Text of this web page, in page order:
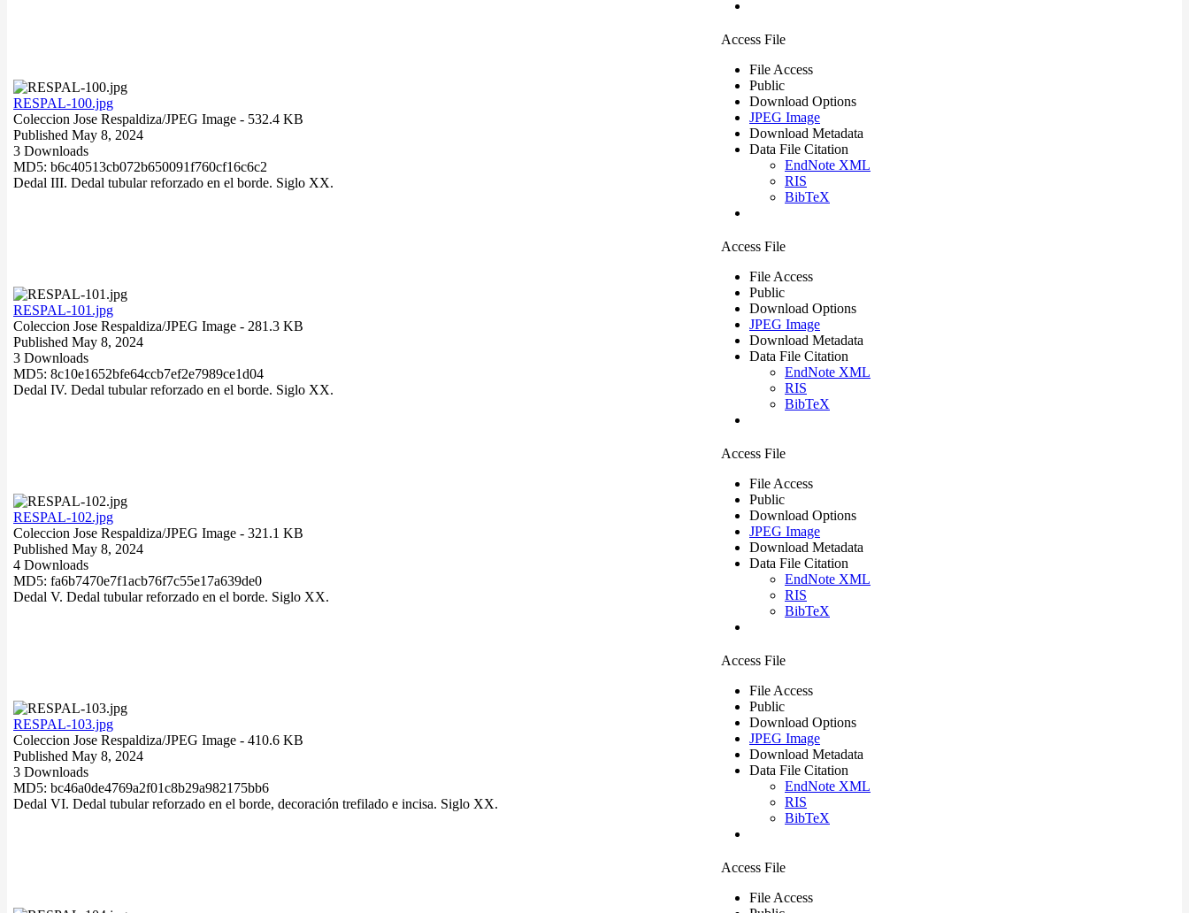
RESPAL-100.jpg
Coleccion Jose Respaldiza/JPEG Image - 532.4 KB
Published May 8, 2024
3 Downloads
MD5: b6c40513cb072b650091f760cf16c6c2
Dedal III. Dedal tubular reforzado en el borde. Siglo XX.
Access File
File Access
Public
Download Options
JPEG Image
Download Metadata
Data File Citation
EndNote XML
RIS
BibTeX
RESPAL-101.jpg
Coleccion Jose Respaldiza/JPEG Image - 281.3 KB
Published May 8, 2024
3 Downloads
MD5: 8c10e1652bfe64ccb7ef2e7989ce1d04
Dedal IV. Dedal tubular reforzado en el borde. Siglo XX.
Access File
File Access
Public
Download Options
JPEG Image
Download Metadata
Data File Citation
EndNote XML
RIS
BibTeX
RESPAL-102.jpg
Coleccion Jose Respaldiza/JPEG Image - 321.1 KB
Published May 8, 2024
4 Downloads
MD5: fa6b7470e7f1acb76f7c55e17a639de0
Dedal V. Dedal tubular reforzado en el borde. Siglo XX.
Access File
File Access
Public
Download Options
JPEG Image
Download Metadata
Data File Citation
EndNote XML
RIS
BibTeX
RESPAL-103.jpg
Coleccion Jose Respaldiza/JPEG Image - 410.6 KB
Published May 8, 2024
3 Downloads
MD5: bc46a0de4769a2f01c8b29a982175bb6
Dedal VI. Dedal tubular reforzado en el borde, decoración trefilado e incisa. Siglo XX.
Access File
File Access
Public
Download Options
JPEG Image
Download Metadata
Data File Citation
EndNote XML
RIS
BibTeX
Access File
File Access